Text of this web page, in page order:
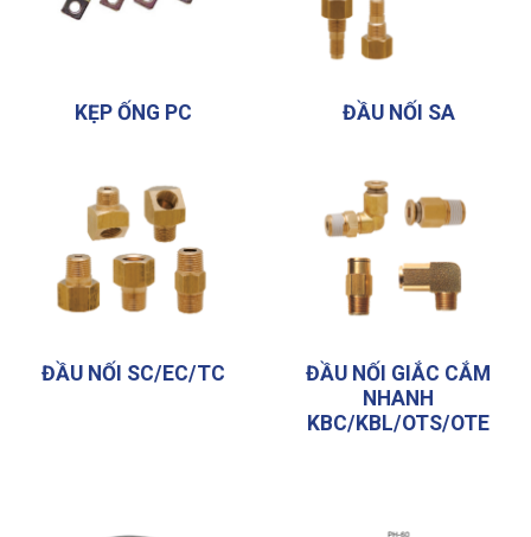
KẸP ỐNG PC ĐẦU NỐI SA
ĐẦU NỐI SC/EC/TC
ĐẦU NỐI GIẮC CẮM
NHANH
KBC/KBL/OTS/OTE